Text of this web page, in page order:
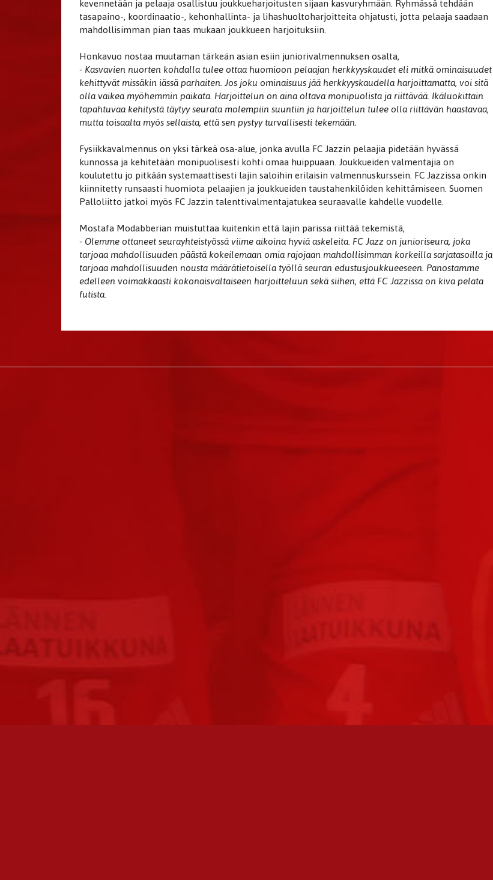
kevennetään ja pelaaja osallistuu joukkueharjoitusten sijaan kasvuryhmään. Ryhmässä tehdään
tasapaino-, koordinaatio-, kehonhallinta- ja lihashuoltoharjoitteita ohjatusti, jotta pelaaja saadaan
mahdollisimman pian taas mukaan joukkueen harjoituksiin.
Honkavuo nostaa muutaman tärkeän asian esiin juniorivalmennuksen osalta,
- Kasvavien nuorten kohdalla tulee ottaa huomioon pelaajan herkkyyskaudet eli mitkä ominaisuudet
kehittyvät missäkin iässä parhaiten. Jos joku ominaisuus jää herkkyyskaudella harjoittamatta, voi sitä
olla vaikea myöhemmin paikata. Harjoittelun on aina oltava monipuolista ja riittävää. Ikäluokittain
tapahtuvaa kehitystä täytyy seurata molempiin suuntiin ja harjoittelun tulee olla riittävän haastavaa,
mutta toisaalta myös sellaista, että sen pystyy turvallisesti tekemään.
Fysiikkavalmennus on yksi tärkeä osa-alue, jonka avulla FC Jazzin pelaajia pidetään hyvässä
kunnossa ja kehitetään monipuolisesti kohti omaa huippuaan. Joukkueiden valmentajia on
koulutettu jo pitkään systemaattisesti lajin saloihin erilaisin valmennuskurssein. FC Jazzissa onkin
kiinnitetty runsaasti huomiota pelaajien ja joukkueiden taustahenkilöiden kehittämiseen. Suomen
Palloliitto jatkoi myös FC Jazzin talenttivalmentajatukea seuraavalle kahdelle vuodelle.
Mostafa Modabberian muistuttaa kuitenkin että lajin parissa riittää tekemistä,
- Olemme ottaneet seurayhteistyössä viime aikoina hyviä askeleita. FC Jazz on junioriseura, joka
tarjoaa mahdollisuuden päästä kokeilemaan omia rajojaan mahdollisimman korkeilla sarjatasoilla ja
tarjoaa mahdollisuuden nousta määrätietoisella työllä seuran edustusjoukkueeseen. Panostamme
edelleen voimakkaasti kokonaisvaltaiseen harjoitteluun sekä siihen, että FC Jazzissa on kiva pelata
futista.